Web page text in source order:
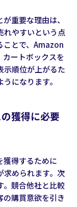
重要な理由は、
れやすいという点
ことで、Amazon
カートボックスを
示順位が上がるた
になります。
獲得に必要
得するために
求められます。次
。競合他社と比較
の購買意欲を引き